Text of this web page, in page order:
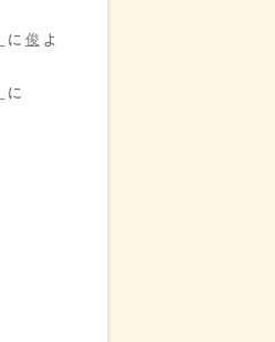
に 俊 よ
に